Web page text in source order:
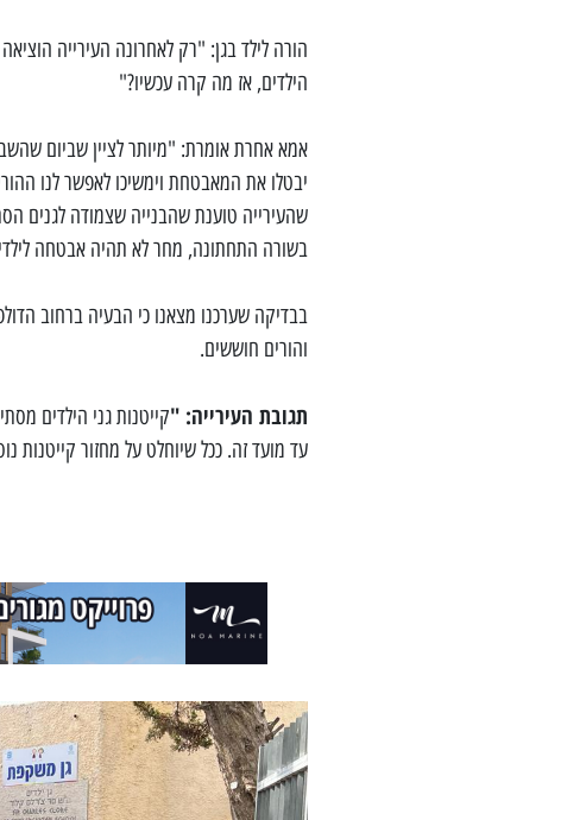
הורה לילד בגן: "רק לאחרונה העירייה
הילדים, אז מה קרה עכשיו?"
אמא אחרת אומרת: "מיותר לציין שביום
יבטלו את המאבטחת וימשיכו לאפשר לנו
שהעירייה טוענת שהבנייה שצמודה לגנים
בשורה התחתונה, מחר לא תהיה אבטחה לילדים
בבדיקה שערכנו מצאנו כי הבעיה ברחוב
והורים חוששים.
תגובת העירייה: "
עד מועד זה. ככל שיוחלט על מחזור קייטנות